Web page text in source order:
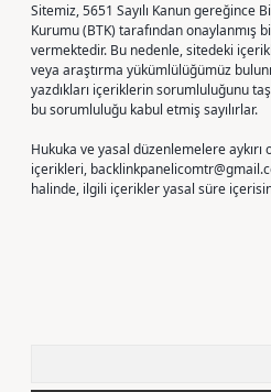
Sitemiz, 5651 Sayılı Kanun gereğince
Kurumu (BTK) tarafından onaylanmış
vermektedir. Bu nedenle, sitedeki
veya araştırma yükümlülüğümüz
yazdıkları içeriklerin sorumluluğunu
bu sorumluluğu kabul etmiş sayılırlar.
Hukuka ve yasal düzenlemelere
içerikleri,
halinde, ilgili içerikler yasal süre